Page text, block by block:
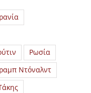
Ρωσία
Ντόναλντ